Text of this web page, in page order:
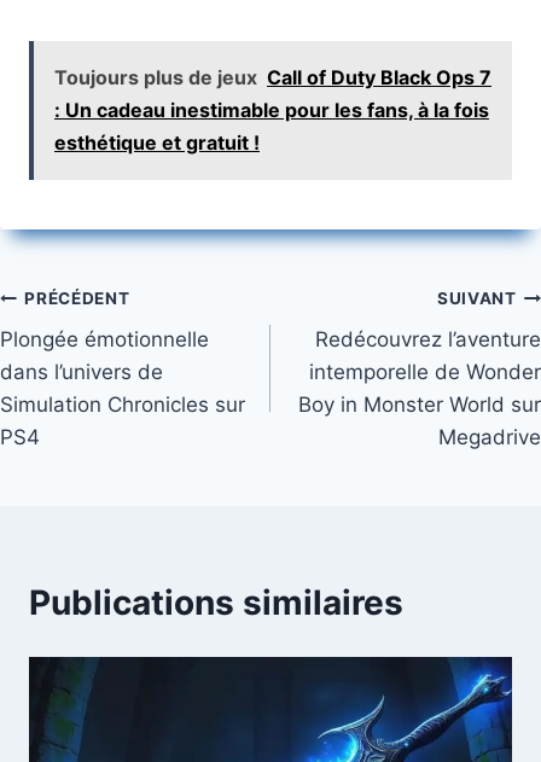
Toujours plus de jeux Call of Duty Black Ops 7
: Un cadeau inestimable pour les fans, à la fois
esthétique et gratuit !
Navigation
de
l’article
PRÉCÉDENT
Plongée émotionnelle
dans l’univers de
Simulation Chronicles sur
PS4
SUIVANT
Redécouvrez l’aventure
intemporelle de Wonder
Boy in Monster World sur
Megadrive
Publications similaires